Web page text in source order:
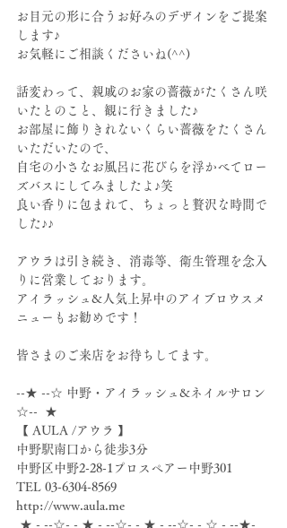
お目元の形に合うお好みのデザインをご提案
します♪
お気軽にご相談くださいね(^^)
話変わって、親戚のお家の薔薇がたくさん咲
いたとのこと、観に行きました♪
お部屋に飾りきれないくらい薔薇をたくさん
いただいたので、
自宅の小さなお風呂に花びらを浮かべてロー
ズバスにしてみましたよ♪笑
良い香りに包まれて、ちょっと贅沢な時間で
した♪♪
アウラは引き続き、消毒等、衛生管理を念入
りに営業しております。
アイラッシュ&人気上昇中のアイブロウスメ
ニューもお勧めです！
皆さまのご来店をお待ちしてます。
--★ --☆ 中野・アイラッシュ&ネイルサロン
☆--  ★
【 AULA /アウラ 】
中野駅南口から徒歩3分
中野区中野2-28-1プロスペアー中野301
TEL 03-6304-8569
http://www.aula.me